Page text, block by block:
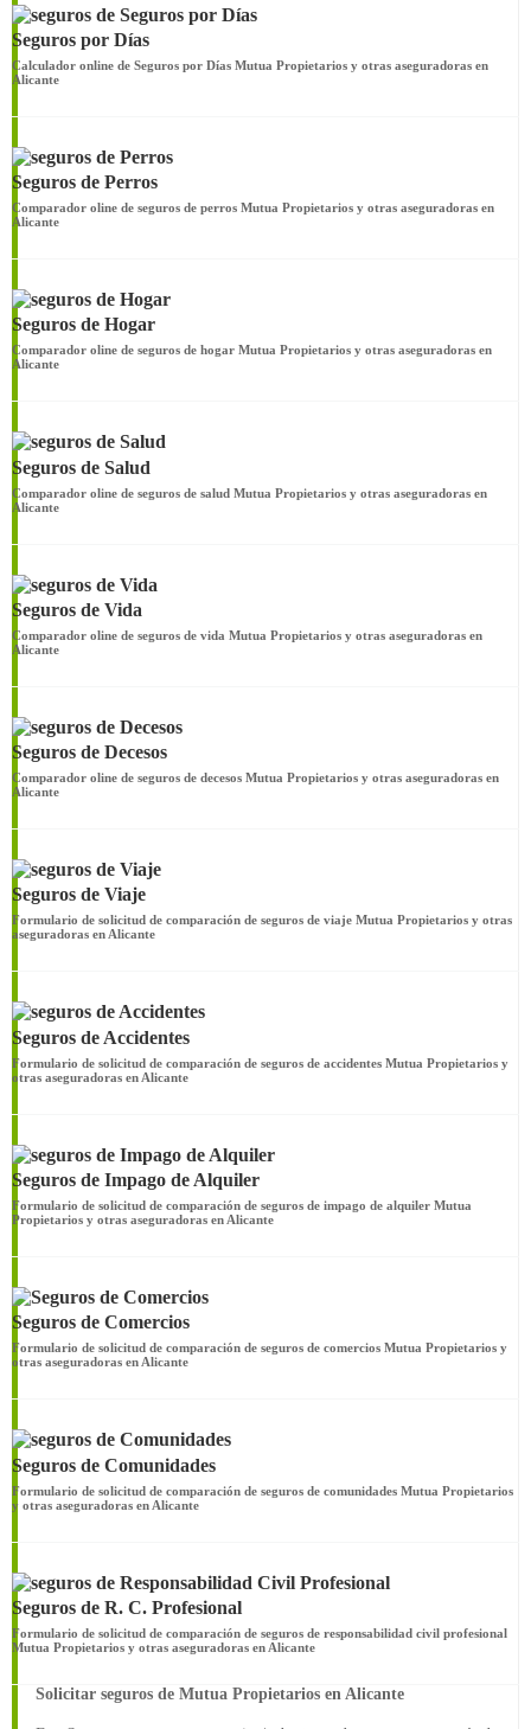
Seguros por Días
Calculador online de Seguros por Días Mutua Propietarios y otras aseguradoras en
Alicante
Seguros de Perros
Comparador oline de seguros de perros Mutua Propietarios y otras aseguradoras en
Alicante
Seguros de Hogar
Comparador oline de seguros de hogar Mutua Propietarios y otras aseguradoras en
Alicante
Seguros de Salud
Comparador oline de seguros de salud Mutua Propietarios y otras aseguradoras en
Alicante
Seguros de Vida
Comparador oline de seguros de vida Mutua Propietarios y otras aseguradoras en
Alicante
Seguros de Decesos
Comparador oline de seguros de decesos Mutua Propietarios y otras aseguradoras en
Alicante
Seguros de Viaje
Formulario de solicitud de comparación de seguros de viaje Mutua Propietarios y otras
aseguradoras en Alicante
Seguros de Accidentes
Formulario de solicitud de comparación de seguros de accidentes Mutua Propietarios y
otras aseguradoras en Alicante
Seguros de Impago de Alquiler
Formulario de solicitud de comparación de seguros de impago de alquiler Mutua
Propietarios y otras aseguradoras en Alicante
Seguros de Comercios
Formulario de solicitud de comparación de seguros de comercios Mutua Propietarios y
otras aseguradoras en Alicante
Seguros de Comunidades
Formulario de solicitud de comparación de seguros de comunidades Mutua Propietarios
y otras aseguradoras en Alicante
Seguros de R. C. Profesional
Formulario de solicitud de comparación de seguros de responsabilidad civil profesional
Mutua Propietarios y otras aseguradoras en Alicante
Solicitar seguros de Mutua Propietarios en Alicante